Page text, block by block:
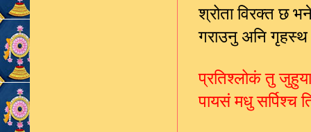
श्रोता विरक्त छ
गराउनु अनि
प्रतिश्लोकं तु
पायसं मधु